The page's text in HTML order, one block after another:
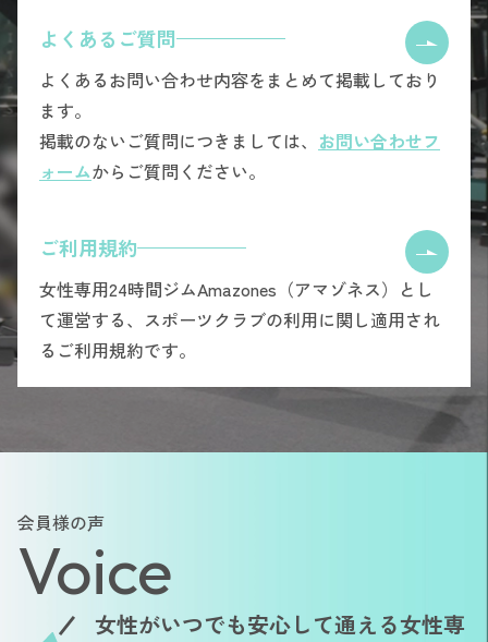
よくあるご質問
よくあるお問い合わせ内容をまとめて掲載しており
ます。
掲載のないご質問につきましては、 お問い合わせフ
ォームからご質問ください。
ご利用規約
女性専用24時間ジムAmazones（アマゾネス）とし
て運営する、スポーツクラブの利用に関し適用され
るご利用規約です。
会員様の声
Voice
女性がいつでも安心して通える女性専